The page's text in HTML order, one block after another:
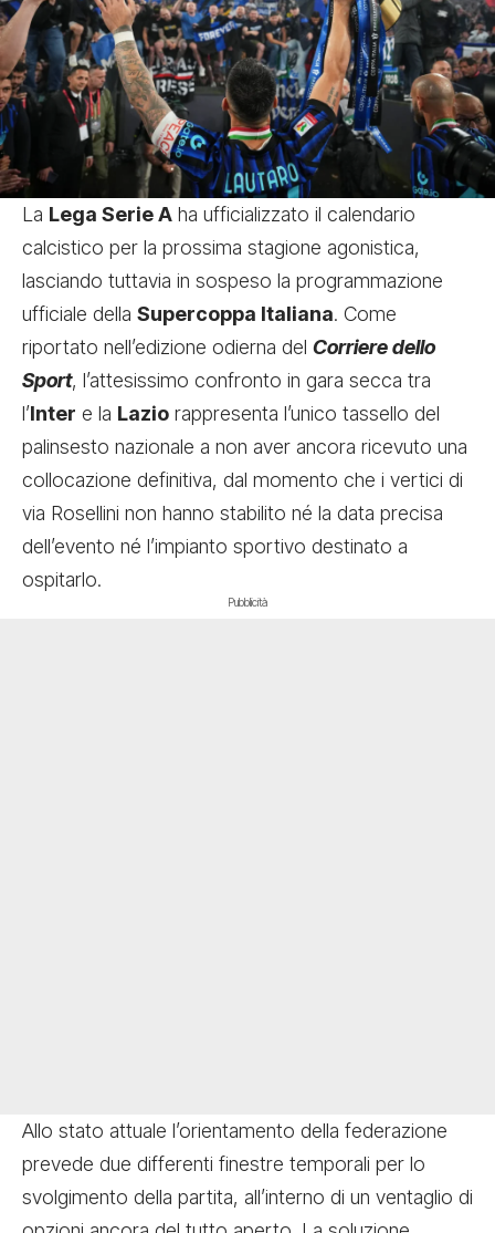
La Lega Serie A ha ufficializzato il calendario
calcistico per la prossima stagione agonistica,
lasciando tuttavia in sospeso la programmazione
ufficiale della Supercoppa Italiana. Come
riportato nell’edizione odierna del Corriere dello
Sport, l’attesissimo confronto in gara secca tra
l’Inter e la Lazio rappresenta l’unico tassello del
palinsesto nazionale a non aver ancora ricevuto una
collocazione definitiva, dal momento che i vertici di
via Rosellini non hanno stabilito né la data precisa
dell’evento né l’impianto sportivo destinato a
ospitarlo.
Pubblicità
Allo stato attuale l’orientamento della federazione
prevede due differenti finestre temporali per lo
svolgimento della partita, all’interno di un ventaglio di